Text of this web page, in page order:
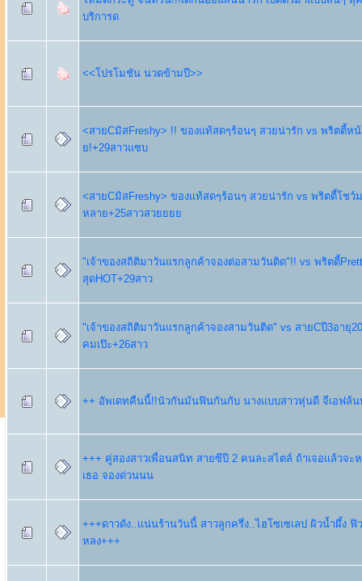
บริการด
<<โปรโมชัน นวดข้ามปี>>
<สายCมิสFreshy> !! ของแท้สดๆร้อนๆ สวยน่ารัก vs พริตตี้หน้
ย!+29สาวแซบ
<สายCมิสFreshy> ของแท้สดๆร้อนๆ สวยน่ารัก vs พริตตี้โชว์
หลาย+25สาวสวยยยย
"เจ้าของสถิติมาวันแรกลูกค้าจองต่อสามวันติด"!! vs พริตตี้
สุดHOT+29สาว
"เจ้าของสถิติมาวันแรกลูกค้าจองสามวันติด" vs สายCปี3อายุ
คมเป๊ะ+26สาว
++ อัพเดทคืนนี้!!นัวกันมันฟินกันกับ นางแบบสาวหุ่นดี จีเอฟล้น
+++ คู่สองสาวเพื่อนสนิท สายซีปี 2 คนละสไตล์ ถ้าเจอเเล้วจะ
เธอ จองด่วนนน
+++ดาวดัง..เเน่นร้านวันนี้ สาวลูกครึ่ง..ไฮโซเซเลป ผิวน้ำผึ้ง ฟิ
หลง+++